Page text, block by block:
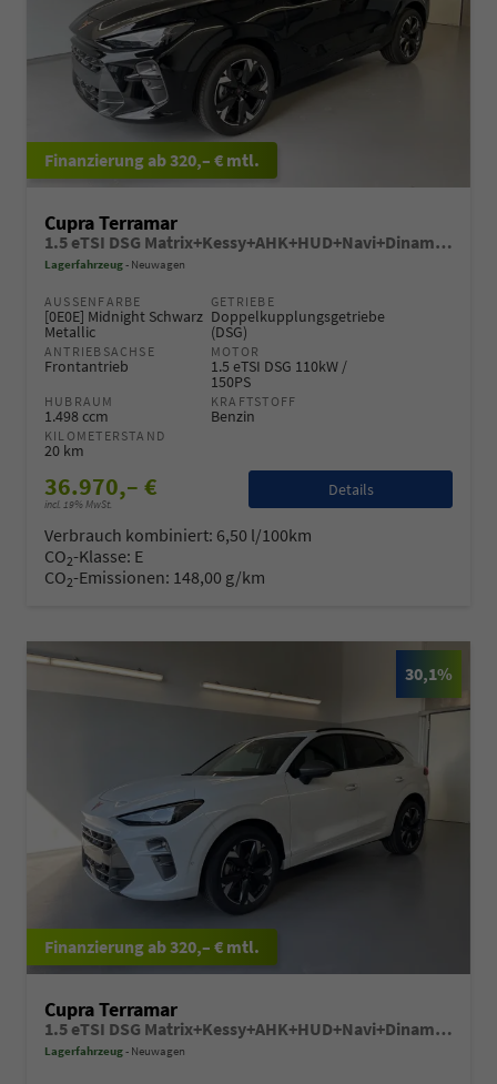
ab 320,– € mtl.
Cupra Terramar
1.5 eTSI DSG Matrix+Kessy+AHK+HUD+Navi+Dinamica+360°+eHeck+GV5
Lagerfahrzeug Neuwagen
AUSSENFARBE
[0E0E] Midnight Schwarz
Metallic
GETRIEBE
Doppelkupplungsgetriebe
(DSG)
ANTRIEBSACHSE
Frontantrieb
MOTOR
1.5 eTSI DSG 110kW /
150PS
HUBRAUM
1.498 ccm
KRAFTSTOFF
Benzin
KILOMETERSTAND
20 km
36.970,– €
incl. 19% MwSt.
Details
Verbrauch kombiniert: 6,50 l/100km
CO2-Klasse: E
CO2-Emissionen: 148,00 g/km
30,1%
ab 320,– € mtl.
Cupra Terramar
1.5 eTSI DSG Matrix+Kessy+AHK+HUD+Navi+Dinamica+360°+eHeck+GV5
Lagerfahrzeug Neuwagen